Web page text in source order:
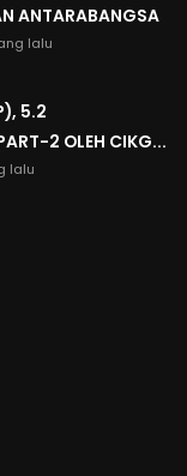
ANTARABANGSA
lalu
5.2
2 OLEH CIKG...
lalu